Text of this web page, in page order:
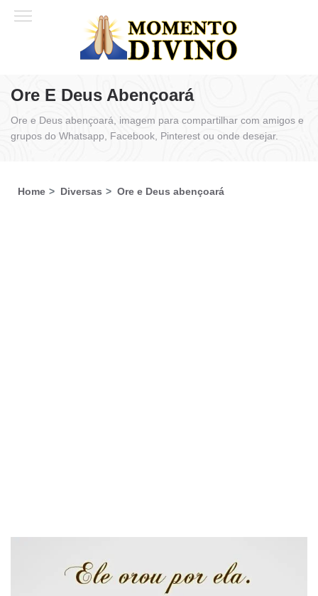
Ore E Deus Abençoará
Ore e Deus abençoará, imagem para compartilhar com amigos e
grupos do Whatsapp, Facebook, Pinterest ou onde desejar.
Home Diversas Ore e Deus abençoará